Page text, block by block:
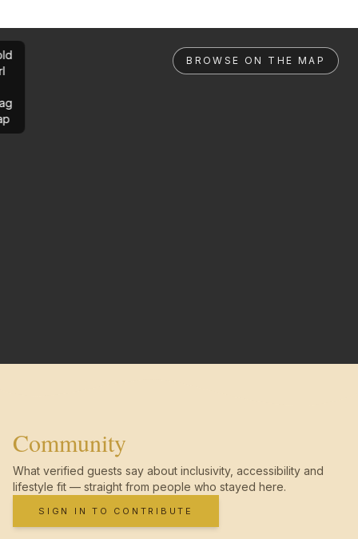
BROWSE ON THE MAP
Community
What verified guests say about inclusivity, accessibility and
lifestyle fit — straight from people who stayed here.
SIGN IN TO CONTRIBUTE